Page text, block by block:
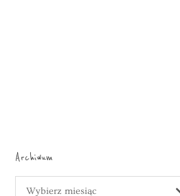
Archiwum
Wybierz miesiąc